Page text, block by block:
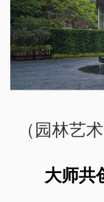
（园林艺
大师共